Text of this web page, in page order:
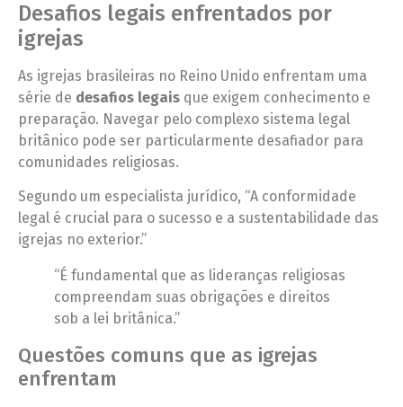
Desafios legais enfrentados por
igrejas
As igrejas brasileiras no Reino Unido enfrentam uma
série de desafios legais que exigem conhecimento e
preparação. Navegar pelo complexo sistema legal
britânico pode ser particularmente desafiador para
comunidades religiosas.
Segundo um especialista jurídico, “A conformidade
legal é crucial para o sucesso e a sustentabilidade das
igrejas no exterior.”
“É fundamental que as lideranças religiosas
compreendam suas obrigações e direitos
sob a lei britânica.”
Questões comuns que as igrejas
enfrentam